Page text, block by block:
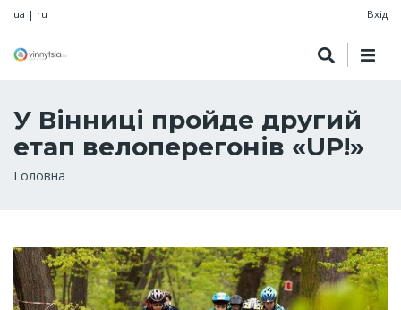
ua | ru Вхід
У Вінниці пройде другий
етап велоперегонів «UP!»
Рядок
Головна